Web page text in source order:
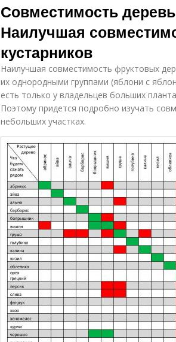
Совместимость
Наилучшая
кустарников
Наилучшая совместимость фруктовых
их однородными группами (яблони с
есть только у владельцев больших
Поэтому придется подробно изучать
небольших участках.